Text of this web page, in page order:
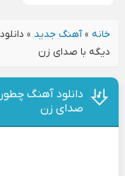
خانه»آهنگ جدید »
دیگه با صدای زن
دانلود آهنگ
صدای زن